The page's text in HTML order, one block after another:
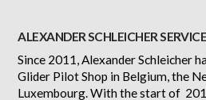
ALEXANDER SCHLEICHER
Since 2011, Alexander Schleicher
Glider Pilot Shop in Belgium, the
Luxembourg. With the start of